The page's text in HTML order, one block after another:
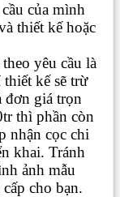
của mình
thiết kế hoặc
yêu cầu là
kế sẽ trừ
đơn giá trọn
thì phần còn
nhận cọc chi
khai. Tránh
ảnh mẫu
cho bạn.